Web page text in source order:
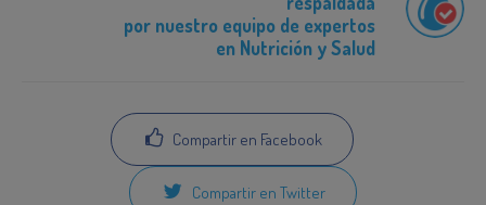
por nuestro equipo de expertos
en Nutrición y Salud
Compartir en Facebook
Compartir en Twitter